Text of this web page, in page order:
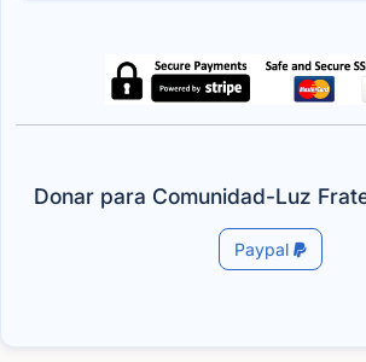
Donar para Comunidad-Luz
Paypal